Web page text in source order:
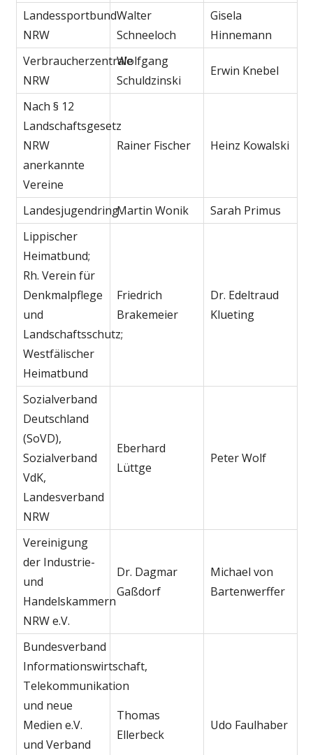
Landessportbund
NRW
Walter
Schneeloch
Gisela
Hinnemann
Verbraucherzentrale
NRW
Wolfgang
Schuldzinski
Erwin Knebel
Nach § 12
Landschaftsgesetz
NRW
anerkannte
Vereine
Rainer Fischer Heinz Kowalski
LandesjugendringMartin Wonik
Sarah Primus
Lippischer
Heimatbund;
Rh. Verein für
Denkmalpflege
und
Landschaftsschutz;
Westfälischer
Heimatbund
Friedrich
Brakemeier
Dr. Edeltraud
Klueting
Sozialverband
Deutschland
(SoVD),
Sozialverband
VdK,
Landesverband
NRW
Eberhard
Lüttge
Peter Wolf
Vereinigung
der Industrie-
und
Handelskammern
NRW e.V.
Dr. Dagmar
Gaßdorf
Michael von
Bartenwerffer
Bundesverband
Informationswirtschaft,
Telekommunikation
und neue
Medien e.V.
und Verband
Thomas
Ellerbeck
Udo Faulhaber